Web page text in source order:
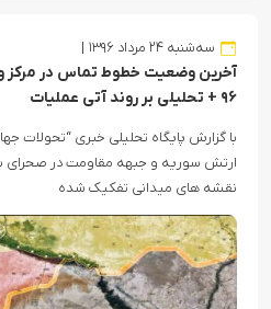
سه‌شنبه ۲۴ مرداد ۱۳۹۶
۹۶ + تحلیلی بر روند آتی عملیات
با گزارش پایگاه تحلیلی خبری “تحولات
ارتش سوریه و جبهه مقاومت در صحرای
نقشه های میدانی تفکیک شده